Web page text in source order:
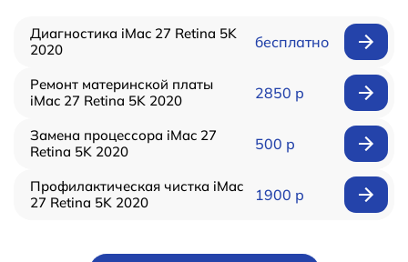
Диагностика iMac 27 Retina 5K
2020
бесплатно
Ремонт материнской платы
iMac 27 Retina 5K 2020
2850 р
Замена процессора iMac 27
Retina 5K 2020
500 р
Профилактическая чистка iMac
27 Retina 5K 2020
1900 р